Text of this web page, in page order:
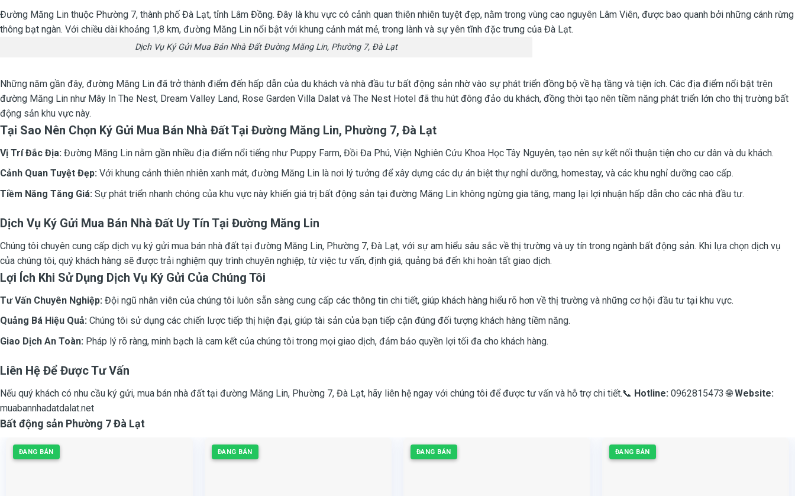
Đường Măng Lin thuộc Phường 7, thành phố Đà Lạt, tỉnh Lâm Đồng. Đây là khu vực có cảnh quan thiên nhiên tuyệt đẹp, nằm trong vùng cao nguyên Lâm Viên, được bao quanh bởi những cánh rừng
thông bạt ngàn. Với chiều dài khoảng 1,8 km, đường Măng Lin nổi bật với khung cảnh mát mẻ, trong lành và sự yên tĩnh đặc trưng của Đà Lạt.
Dịch Vụ Ký Gửi Mua Bán Nhà Đất Đường Măng Lin, Phường 7, Đà Lạt
Những năm gần đây, đường Măng Lin đã trở thành điểm đến hấp dẫn của du khách và nhà đầu tư bất động sản nhờ vào sự phát triển đồng bộ về hạ tầng và tiện ích. Các địa điểm nổi bật trên
đường Măng Lin như Mây In The Nest, Dream Valley Land, Rose Garden Villa Dalat và The Nest Hotel đã thu hút đông đảo du khách, đồng thời tạo nên tiềm năng phát triển lớn cho thị trường bất
động sản khu vực này.
Tại Sao Nên Chọn Ký Gửi Mua Bán Nhà Đất Tại Đường Măng Lin, Phường 7, Đà Lạt
Vị Trí Đắc Địa: Đường Măng Lin nằm gần nhiều địa điểm nổi tiếng như Puppy Farm, Đồi Đa Phú, Viện Nghiên Cứu Khoa Học Tây Nguyên, tạo nên sự kết nối thuận tiện cho cư dân và du khách.
Cảnh Quan Tuyệt Đẹp: Với khung cảnh thiên nhiên xanh mát, đường Măng Lin là nơi lý tưởng để xây dựng các dự án biệt thự nghỉ dưỡng, homestay, và các khu nghỉ dưỡng cao cấp.
Tiềm Năng Tăng Giá: Sự phát triển nhanh chóng của khu vực này khiến giá trị bất động sản tại đường Măng Lin không ngừng gia tăng, mang lại lợi nhuận hấp dẫn cho các nhà đầu tư.
Dịch Vụ Ký Gửi Mua Bán Nhà Đất Uy Tín Tại Đường Măng Lin
Chúng tôi chuyên cung cấp dịch vụ ký gửi mua bán nhà đất tại đường Măng Lin, Phường 7, Đà Lạt, với sự am hiểu sâu sắc về thị trường và uy tín trong ngành bất động sản. Khi lựa chọn dịch vụ
của chúng tôi, quý khách hàng sẽ được trải nghiệm quy trình chuyên nghiệp, từ việc tư vấn, định giá, quảng bá đến khi hoàn tất giao dịch.
Lợi Ích Khi Sử Dụng Dịch Vụ Ký Gửi Của Chúng Tôi
Tư Vấn Chuyên Nghiệp: Đội ngũ nhân viên của chúng tôi luôn sẵn sàng cung cấp các thông tin chi tiết, giúp khách hàng hiểu rõ hơn về thị trường và những cơ hội đầu tư tại khu vực.
Quảng Bá Hiệu Quả: Chúng tôi sử dụng các chiến lược tiếp thị hiện đại, giúp tài sản của bạn tiếp cận đúng đối tượng khách hàng tiềm năng.
Giao Dịch An Toàn: Pháp lý rõ ràng, minh bạch là cam kết của chúng tôi trong mọi giao dịch, đảm bảo quyền lợi tối đa cho khách hàng.
Liên Hệ Để Được Tư Vấn
Nếu quý khách có nhu cầu ký gửi, mua bán nhà đất tại đường Măng Lin, Phường 7, Đà Lạt, hãy liên hệ ngay với chúng tôi để được tư vấn và hỗ trợ chi tiết.📞 Hotline: 0962815473 🌐Website:
muabannhadatdalat.net
Bất động sản Phường 7 Đà Lạt
ĐANG BÁN ĐANG BÁN ĐANG BÁN ĐANG BÁN